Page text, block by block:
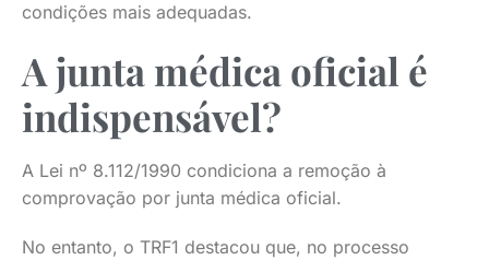
condições mais adequadas.
A junta médica oficial é
indispensável?
A Lei nº 8.112/1990 condiciona a remoção à
comprovação por junta médica oficial.
No entanto, o TRF1 destacou que, no processo